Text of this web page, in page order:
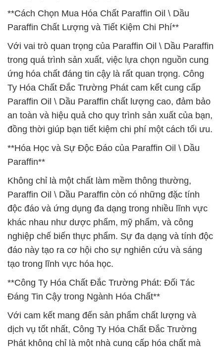
**Cách Chọn Mua Hóa Chất Paraffin Oil \ Dầu
Paraffin Chất Lượng và Tiết Kiệm Chi Phí**
Với vai trò quan trọng của Paraffin Oil \ Dầu Paraffin
trong quá trình sản xuất, việc lựa chọn nguồn cung
ứng hóa chất đáng tin cậy là rất quan trọng. Công
Ty Hóa Chất Đắc Trường Phát cam kết cung cấp
Paraffin Oil \ Dầu Paraffin chất lượng cao, đảm bảo
an toàn và hiệu quả cho quy trình sản xuất của bạn,
đồng thời giúp bạn tiết kiệm chi phí một cách tối ưu.
**Hóa Học và Sự Độc Đáo của Paraffin Oil \ Dầu
Paraffin**
Không chỉ là một chất làm mềm thông thường,
Paraffin Oil \ Dầu Paraffin còn có những đặc tính
độc đáo và ứng dụng đa dạng trong nhiều lĩnh vực
khác nhau như dược phẩm, mỹ phẩm, và công
nghiệp chế biến thực phẩm. Sự đa dạng và tính độc
đáo này tạo ra cơ hội cho sự nghiên cứu và sáng
tạo trong lĩnh vực hóa học.
**Công Ty Hóa Chất Đắc Trường Phát: Đối Tác
Đáng Tin Cậy trong Ngành Hóa Chất**
Với cam kết mang đến sản phẩm chất lượng và
dịch vụ tốt nhất, Công Ty Hóa Chất Đắc Trường
Phát không chỉ là một nhà cung cấp hóa chất mà